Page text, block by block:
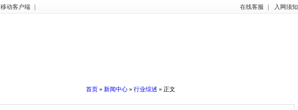
移动客户端 在线客服 入网须知
首页 » 新闻中心 » 行业综述 » 正文